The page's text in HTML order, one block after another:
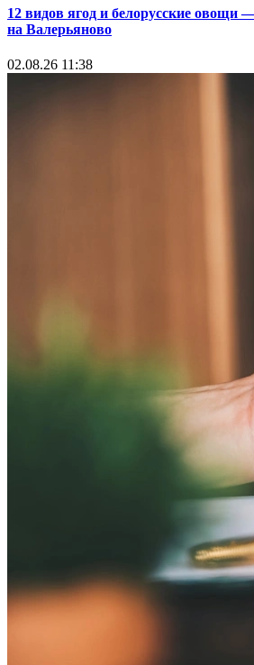
12 видов ягод и белорусские овощи
на Валерьяново
02.08.26 11:38